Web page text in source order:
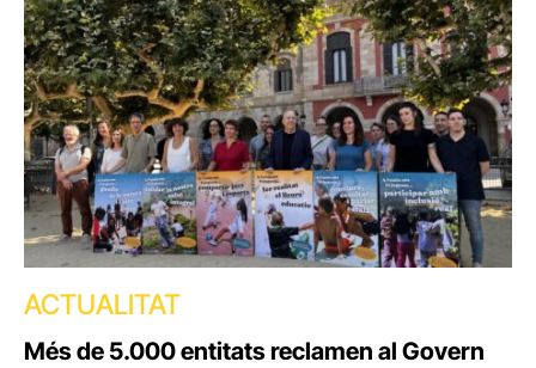
ACTUALITAT
Més de 5.000 entitats reclamen al Govern